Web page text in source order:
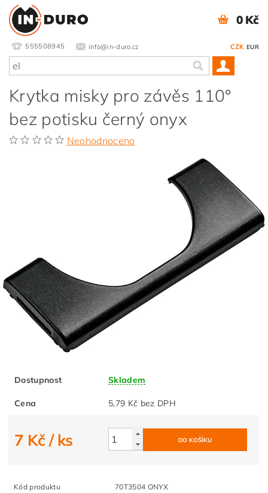
555508945 info@in-duro.cz CZK EUR
0 Kč
Krytka misky pro závěs 110°
bez potisku černý onyx
Neohodnoceno
Dostupnost Skladem
Cena 5,79 Kč bez DPH
7 Kč/ ks
Kód produktu 70T3504 ONYX